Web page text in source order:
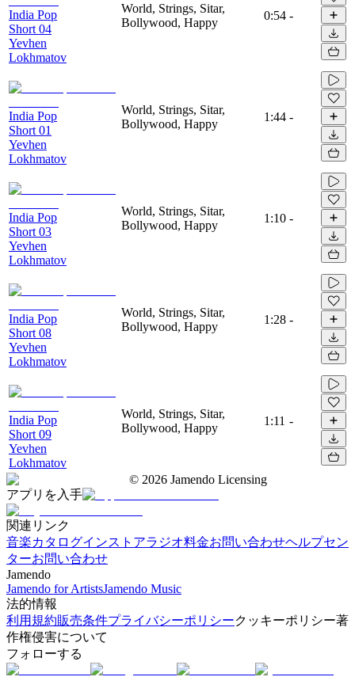
India Pop
Short 04
Yevhen
Lokhmatov
World, Strings, Sitar,
Bollywood, Happy
0:54 -
India Pop
Short 01
Yevhen
Lokhmatov
World, Strings, Sitar,
Bollywood, Happy
1:44 -
India Pop
Short 03
Yevhen
Lokhmatov
World, Strings, Sitar,
Bollywood, Happy
1:10 -
India Pop
Short 08
Yevhen
Lokhmatov
World, Strings, Sitar,
Bollywood, Happy
1:28 -
India Pop
Short 09
Yevhen
Lokhmatov
World, Strings, Sitar,
Bollywood, Happy
1:11 -
© 2026 Jamendo Licensing
アプリを入手
関連リンク
音楽カタログインストアラジオ料金お問い合わせヘルプセン
ターお問い合わせ
Jamendo
Jamendo for ArtistsJamendo Music
法的情報
利用規約販売条件プライバシーポリシークッキーポリシー著
作権侵害について
フォローする